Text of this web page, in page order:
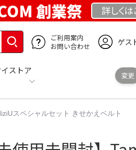
創業祭 詳しくは
ご利用案内
お問い合わせ
ゲス
ストア
変更
スペシャルセット きせかえベルト